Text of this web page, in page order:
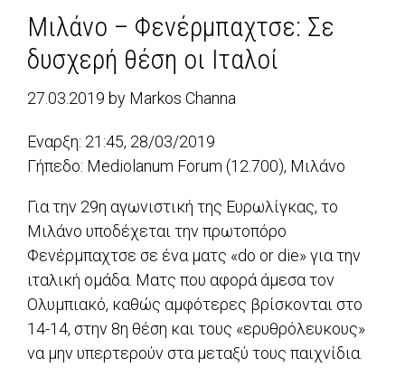
Μιλάνο – Φενέρμπαχτσε: Σε
δυσχερή θέση οι Ιταλοί
27.03.2019 by Markos Channa
Εναρξη: 21:45, 28/03/2019
Γήπεδο: Mediolanum Forum (12.700), Μιλάνο
Για την 29η αγωνιστική της Ευρωλίγκας, το
Μιλάνο υποδέχεται την πρωτοπόρο
Φενέρμπαχτσε σε ένα ματς «do or die» για την
ιταλική ομάδα. Ματς που αφορά άμεσα τον
Ολυμπιακό, καθώς αμφότερες βρίσκονται στο
14-14, στην 8η θέση και τους «ερυθρόλευκους»
να μην υπερτερούν στα μεταξύ τους παιχνίδια.